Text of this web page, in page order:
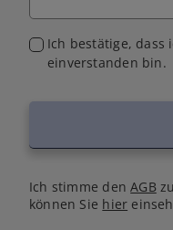
Ich bestätige,
einverstanden bin.
Ich stimme denAGB
können Sie hier